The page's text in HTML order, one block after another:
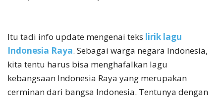
Itu tadi info update mengenai teks lirik lagu
Indonesia Raya. Sebagai warga negara Indonesia,
kita tentu harus bisa menghafalkan lagu
kebangsaan Indonesia Raya yang merupakan
cerminan dari bangsa Indonesia. Tentunya dengan